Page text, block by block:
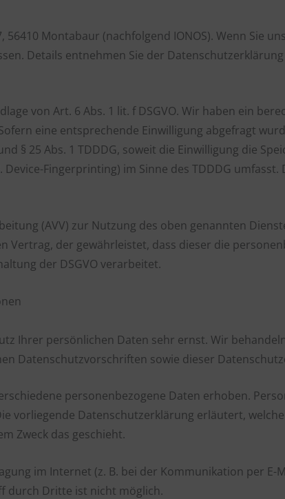
56410 Montabaur (nachfolgend IONOS). Wenn Sie
Details entnehmen Sie der Datenschutzerklärung
von Art. 6 Abs. 1 lit. f DSGVO. Wir haben ein
eine entsprechende Einwilligung abgefragt
§ 25 Abs. 1 TDDDG, soweit die Einwilligung die
Fingerprinting) im Sinne des TDDDG
(AVV) zur Nutzung des oben genannten
Vertrag, der gewährleistet, dass dieser die
der DSGVO verarbeitet.
Ihrer persönlichen Daten sehr ernst. Wir
Datenschutzvorschriften sowie dieser
personenbezogene Daten erhoben.
vorliegende Datenschutzerklärung erläutert,
Zweck das geschieht.
im Internet (z. B. bei der Kommunikation per E-
durch Dritte ist nicht möglich.